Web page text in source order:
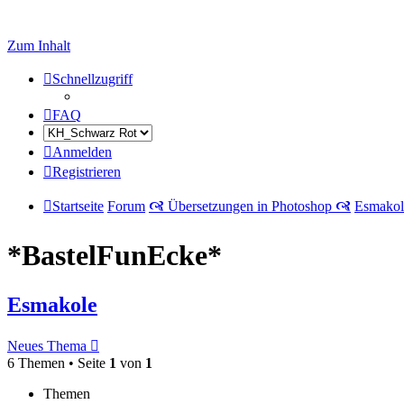
Zum Inhalt
Schnellzugriff
FAQ
Anmelden
Registrieren
Startseite Forum 🙧 Übersetzungen in Photoshop 🙧
*BastelFunEcke*
Esmakole
Neues Thema
6 Themen • Seite 1 von 1
Themen